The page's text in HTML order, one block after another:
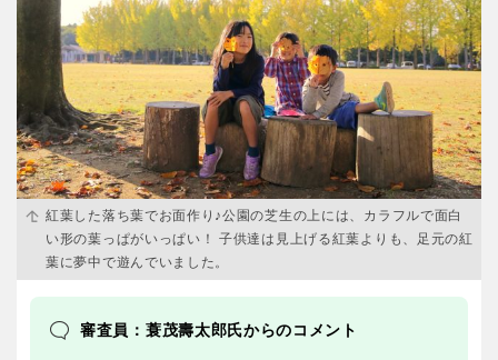
紅葉した落ち葉でお面作り♪公園の芝生の上には、カラフルで面白
い形の葉っぱがいっぱい！ 子供達は見上げる紅葉よりも、足元の紅
葉に夢中で遊んでいました。
審査員：蓑茂壽太郎氏からのコメント